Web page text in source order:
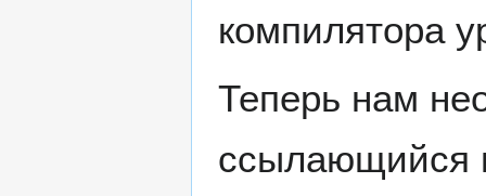
компилятора
Теперь нам
ссылающийся